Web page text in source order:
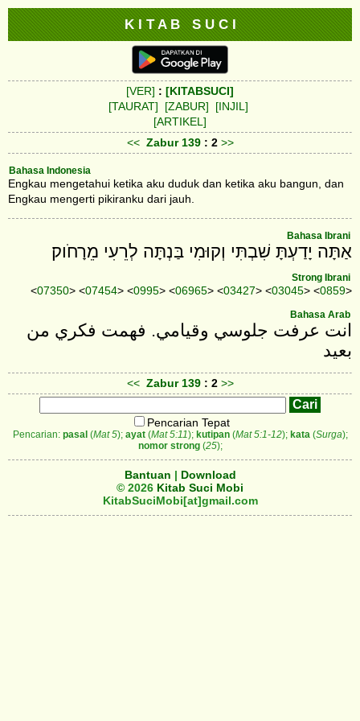
K I T A B S U C I
[VER] : [KITABSUCI]
[TAURAT]
[ZABUR]
[INJIL]
[ARTIKEL]
<< Zabur 139 : 2 >>
Bahasa Indonesia
Engkau mengetahui ketika aku duduk dan ketika aku bangun, dan
Engkau mengerti pikiranku dari jauh.
Bahasa Ibrani
אַתָּה יָדַעְתָּ שִׁבְתִּי וְקוּמִי בַּנְתָּה לְרֵעִי מֵרָחֹוק׃
Strong Ibrani
<07350> <07454> <0995> <06965> <03427> <03045> <0859>
Bahasa Arab
انت عرفت جلوسي وقيامي. فهمت فكري من
بعيد
<< Zabur 139 : 2 >>
Pencarian Tepat
Pencarian: pasal(Mat 5); ayat(Mat 5:11); kutipan(Mat 5:1-12); kata (Surga);
nomor strong(25);
Bantuan | Download
© 2026 Kitab Suci Mobi
KitabSuciMobi[at]gmail.com